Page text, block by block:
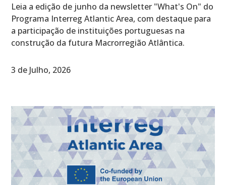
Leia a edição de junho da newsletter "What's On" do
Programa Interreg Atlantic Area, com destaque para
a participação de instituições portuguesas na
construção da futura Macrorregião Atlântica.
3 de Julho, 2026